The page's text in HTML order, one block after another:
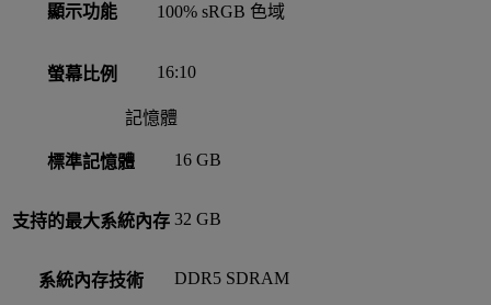
顯示功能 100% sRGB 色域
螢幕比例 16:10
記憶體
標準記憶體 16 GB
支持的最大系統內存 32 GB
系統內存技術 DDR5 SDRAM